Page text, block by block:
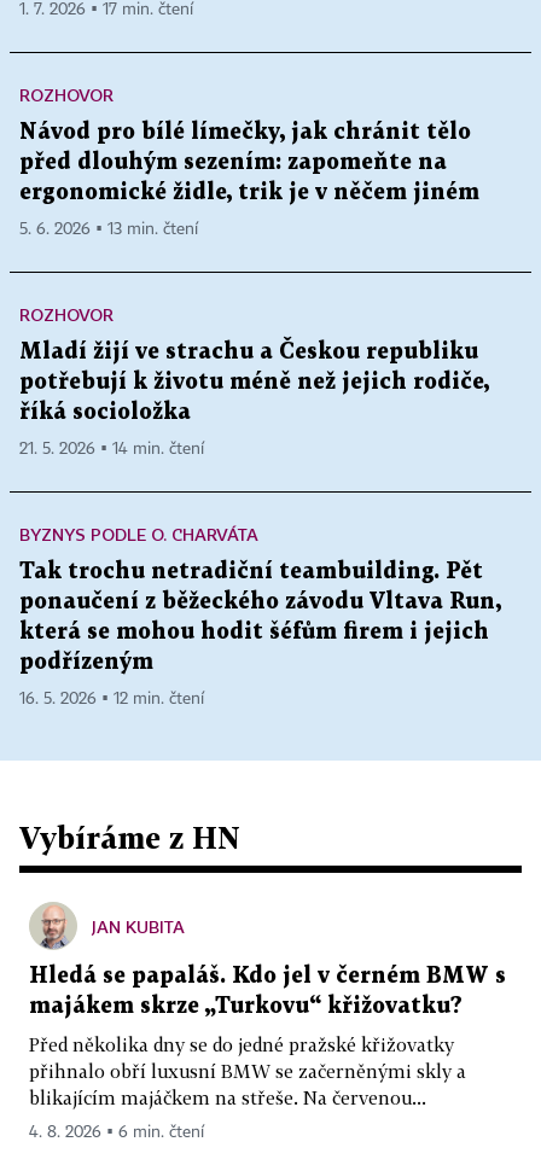
1. 7. 2026 ▪ 17 min. čtení
ROZHOVOR
Návod pro bílé límečky, jak chránit tělo
před dlouhým sezením: zapomeňte na
ergonomické židle, trik je v něčem jiném
5. 6. 2026 ▪ 13 min. čtení
ROZHOVOR
Mladí žijí ve strachu a Českou republiku
potřebují k životu méně než jejich rodiče,
říká socioložka
21. 5. 2026 ▪ 14 min. čtení
BYZNYS PODLE O. CHARVÁTA
Tak trochu netradiční teambuilding. Pět
ponaučení z běžeckého závodu Vltava Run,
která se mohou hodit šéfům firem i jejich
podřízeným
16. 5. 2026 ▪ 12 min. čtení
Vybíráme z HN
JAN KUBITA
Hledá se papaláš. Kdo jel v černém BMW s
majákem skrze „Turkovu“ křižovatku?
Před několika dny se do jedné pražské křižovatky
přihnalo obří luxusní BMW se začerněnými skly a
blikajícím majáčkem na střeše. Na červenou...
4. 8. 2026 ▪ 6 min. čtení